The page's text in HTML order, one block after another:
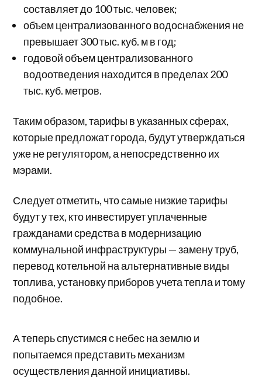
составляет до 100 тыс. человек;
объем централизованного водоснабжения не
превышает 300 тыс. куб. м в год;
годовой объем централизованного
водоотведения находится в пределах 200
тыс. куб. метров.
Таким образом, тарифы в указанных сферах,
которые предложат города, будут утверждаться
уже не регулятором, а непосредственно их
мэрами.
Следует отметить, что самые низкие тарифы
будут у тех, кто инвестирует уплаченные
гражданами средства в модернизацию
коммунальной инфраструктуры — замену труб,
перевод котельной на альтернативные виды
топлива, установку приборов учета тепла и тому
подобное.
А теперь спустимся с небес на землю и
попытаемся представить механизм
осуществления данной инициативы.